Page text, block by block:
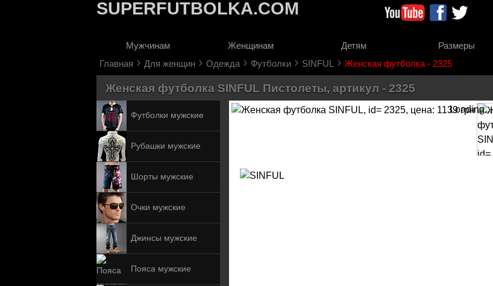
SUPERFUTBOLKA.COM
Размеры
Мужчинам Женщинам
Детям
Главная › Для женщин › Одежда › Футболки › SINFUL › Женская футболка - 2325
Футболки мужские
Рубашки мужские
Шорты мужские
Очки мужские
Джинсы мужские
Пояса мужские
Женская футболка SINFUL Пистолеты, артикул - 2325
Loading...